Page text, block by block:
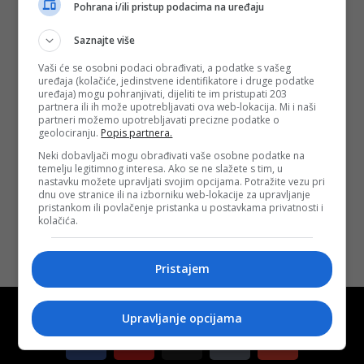
VIDEO /
Praznik
fudbala u Tuzli:
“Trofej Bambi
2023” okupio
više od 100
ekipa
Objavljeno:
05. 2023.
Opširnije
Pohrana i/ili pristup podacima na uređaju
Saznajte više
Vaši će se osobni podaci obrađivati, a podatke s vašeg
uređaja (kolačiće, jedinstvene identifikatore i druge podatke
uređaja) mogu pohranjivati, dijeliti te im pristupati 203
partnera ili ih može upotrebljavati ova web-lokacija. Mi i naši
partneri možemo upotrebljavati precizne podatke o
geolociranju. Popis partnera.
Neki dobavljači mogu obrađivati vaše osobne podatke na
temelju legitimnog interesa. Ako se ne slažete s tim, u
nastavku možete upravljati svojim opcijama. Potražite vezu pri
dnu ove stranice ili na izborniku web-lokacije za upravljanje
pristankom ili povlačenje pristanka u postavkama privatnosti i
kolačića.
Pristajem
Upravljanje opcijama